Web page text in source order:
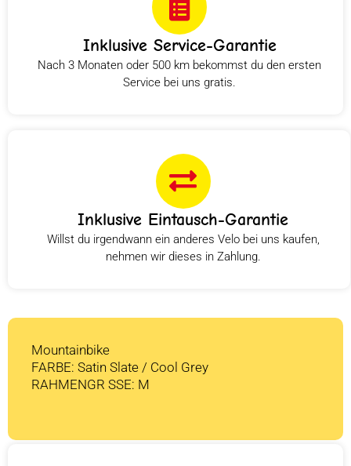
Inklusive Service-Garantie
Nach 3 Monaten oder 500 km bekommst du den ersten
Service bei uns gratis.
Inklusive Eintausch-Garantie
Willst du irgendwann ein anderes Velo bei uns kaufen,
nehmen wir dieses in Zahlung.
Mountainbike
FARBE: Satin Slate / Cool Grey
RAHMENGR SSE: M